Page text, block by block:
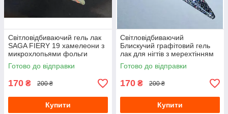
Світловідбиваючий гель лак
SAGA FIERY 19 хамелеони з
микрохлопьями фольги
ефект відображення срібло 8
мл
Готово до відправки
170 ₴ 200 ₴
Купити
Світловідбиваючий
Блискучий графітовий гель
лак для нігтів з мерехтінням
блискітками микроблеском
шиммером глітером
Готово до відправки
170 ₴ 200 ₴
Купити